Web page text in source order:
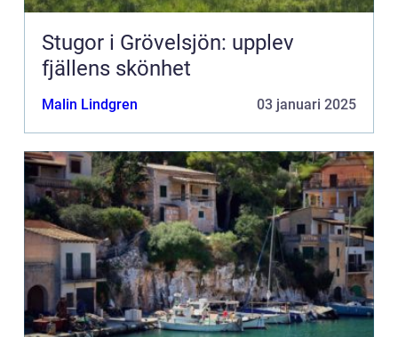
Stugor i Grövelsjön: upplev
fjällens skönhet
Malin Lindgren 03 januari 2025